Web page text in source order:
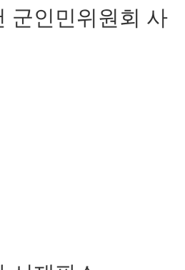
군인민위원회 사